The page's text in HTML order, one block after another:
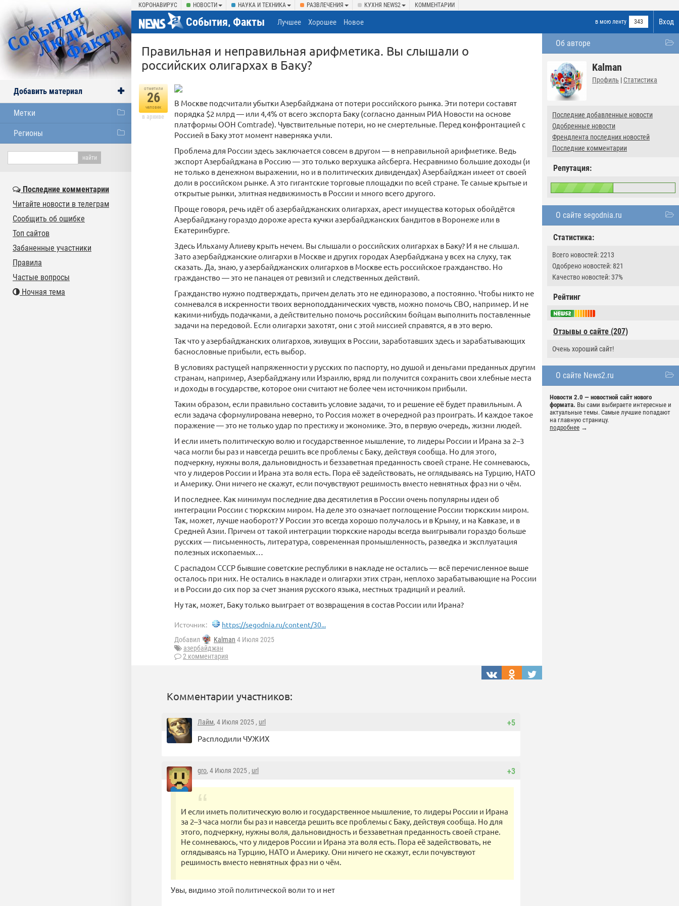
КОРОНАВИРУС НОВОСТИ НАУКА И ТЕХНИКА РАЗВЛЕЧЕНИЯ КУХНЯ NEWS2 КОММЕНТАРИИ
Вход
События, Факты в мою ленту 343
Лучшее Хорошее Новое
Об авторе
Kalman
Профиль | Статистика
Последние добавленные новости
Одобренные новости
Френдлента последних новостей
Последние комментарии
Репутация:
О сайте segodnia.ru
Статистика:
Всего новостей: 2213
Одобрено новостей: 821
Качество новостей: 37%
Рейтинг
Отзывы о сайте (207)
Очень хороший сайт!
О сайте News2.ru
Новости 2.0 — новостной сайт нового
формата. Вы сами выбираете интересные и
актуальные темы. Самые лучшие попадают
на главную страницу.
подробнее →
Правильная и неправильная арифметика. Вы слышали о
российских олигархах в Баку?
отметили
26
человек
в архиве
В Москве подсчитали убытки Азербайджана от потери российского рынка. Эти потери составят
порядка $2 млрд — или 4,4% от всего экспорта Баку (согласно данным РИА Новости на основе
платформы ООН Comtrade). Чувствительные потери, но не смертельные. Перед конфронтацией с
Россией в Баку этот момент наверняка учли.
Проблема для России здесь заключается совсем в другом — в неправильной арифметике. Ведь
экспорт Азербайджана в Россию — это только верхушка айсберга. Несравнимо большие доходы (и
не только в денежном выражении, но и в политических дивидендах) Азербайджан имеет от своей
доли в российском рынке. А это гигантские торговые площадки по всей стране. Те самые крытые и
открытые рынки, элитная недвижимость в России и много всего другого.
Проще говоря, речь идёт об азербайджанских олигархах, арест имущества которых обойдётся
Азербайджану гораздо дороже ареста кучки азербайджанских бандитов в Воронеже или в
Екатеринбурге.
Здесь Ильхаму Алиеву крыть нечем. Вы слышали о российских олигархах в Баку? И я не слышал.
Зато азербайджанские олигархи в Москве и других городах Азербайджана у всех на слуху, так
сказать. Да, знаю, у азербайджанских олигархов в Москве есть российское гражданство. Но
гражданство — это не панацея от ревизий и следственных действий.
Гражданство нужно подтверждать, причем делать это не единоразово, а постоянно. Чтобы никто не
сомневался в искренности твоих верноподданических чувств, можно помочь СВО, например. И не
какими-нибудь подачками, а действительно помочь российским бойцам выполнить поставленные
задачи на передовой. Если олигархи захотят, они с этой миссией справятся, я в это верю.
Так что у азербайджанских олигархов, живущих в России, заработавших здесь и зарабатывающих
баснословные прибыли, есть выбор.
В условиях растущей напряженности у русских по паспорту, но душой и деньгами преданных другим
странам, например, Азербайджану или Израилю, вряд ли получится сохранить свои хлебные места
и доходы в государстве, которое они считают не более чем источником прибыли.
Таким образом, если правильно составить условие задачи, то и решение её будет правильным. А
если задача сформулирована неверно, то Россия может в очередной раз проиграть. И каждое такое
поражение — это не только удар по престижу и экономике. Это, в первую очередь, жизни людей.
И если иметь политическую волю и государственное мышление, то лидеры России и Ирана за 2–3
часа могли бы раз и навсегда решить все проблемы с Баку, действуя сообща. Но для этого,
подчеркну, нужны воля, дальновидность и беззаветная преданность своей стране. Не сомневаюсь,
что у лидеров России и Ирана эта воля есть. Пора её задействовать, не оглядываясь на Турцию, НАТО
и Америку. Они ничего не скажут, если почувствуют решимость вместо невнятных фраз ни о чём.
И последнее. Как минимум последние два десятилетия в России очень популярны идеи об
интеграции России с тюркским миром. На деле это означает поглощение России тюркским миром.
Так, может, лучше наоборот? У России это всегда хорошо получалось и в Крыму, и на Кавказе, и в
Средней Азии. Причем от такой интеграции тюркские народы всегда выигрывали гораздо больше
русских — письменность, литература, современная промышленность, разведка и эксплуатация
полезных ископаемых…
С распадом СССР бывшие советские республики в накладе не остались — всё перечисленное выше
осталось при них. Не остались в накладе и олигархи этих стран, неплохо зарабатывающие на России
и в России до сих пор за счет знания русского языка, местных традиций и реалий.
Ну так, может, Баку только выиграет от возвращения в состав России или Ирана?
Источник: https://segodnia.ru/content/30...
Добавил Kalman 4 Июля 2025
азербайджан
2 комментария
Комментарии участников:
+5
Лайм, 4 Июля 2025 , url
Расплодили ЧУЖИХ
+3
gro, 4 Июля 2025 , url
И если иметь политическую волю и государственное мышление, то лидеры России и Ирана
за 2–3 часа могли бы раз и навсегда решить все проблемы с Баку, действуя сообща. Но для
этого, подчеркну, нужны воля, дальновидность и беззаветная преданность своей стране.
Не сомневаюсь, что у лидеров России и Ирана эта воля есть. Пора её задействовать, не
оглядываясь на Турцию, НАТО и Америку. Они ничего не скажут, если почувствуют
решимость вместо невнятных фраз ни о чём.
Увы, видимо этой политической воли то и нет
Добавить материал
Метки
Регионы
Последние комментарии
Читайте новости в телеграм
Сообщить об ошибке
Топ сайтов
Забаненные участники
Правила
Частые вопросы
Ночная тема